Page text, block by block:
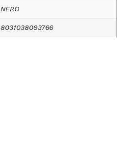
NERO
8031038093766